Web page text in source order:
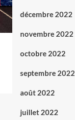
décembre 2022
novembre 2022
octobre 2022
septembre 2022
août 2022
juillet 2022